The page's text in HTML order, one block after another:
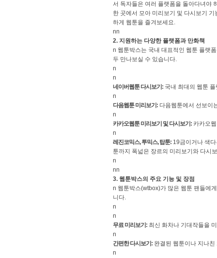
서 독자들은 여러 플랫폼을 돌아다녀야
한 곳에서 모아 미리보기 및 다시보기
하게 웹툰을 즐겨보세요.
nn
2. 지원하는 다양한 플랫폼과 만화책
n 웹툰박스는 국내 대표적인 웹툰 플랫
두 만나보실 수 있습니다.
n
n
네이버웹툰 다시보기: 국내 최대의 웹툰
n
다음웹툰 미리보기: 다음웹툰에서 선보이
n
카카오웹툰 미리보기 및 다시보기: 카카오
n
레진코믹스, 투믹스, 탑툰: 19금이거나 색
툰까지 폭넓은 장르의 미리보기와 다시
n
nn
3. 웹툰박스의 주요 기능 및 장점
n 웹툰박스(wtbox)가 많은 웹툰 팬들에
니다.
n
n
무료 미리보기: 최신 화차나 기대작들을
n
간편한 다시보기: 완결된 웹툰이나 지나
n